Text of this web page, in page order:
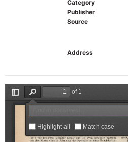
Category
Publisher
Source
Address